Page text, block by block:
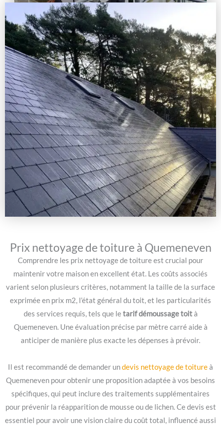
Prix nettoyage de toiture à Quemeneven
Comprendre les prix nettoyage de toiture est crucial pour
maintenir votre maison en excellent état. Les coûts associés
varient selon plusieurs critères, notamment la taille de la surface
exprimée en prix m2, l’état général du toit, et les particularités
des services requis, tels que letarif démoussage toità
Quemeneven. Une évaluation précise par mètre carré aide à
anticiper de manière plus exacte les dépenses à prévoir.
Il est recommandé de demander undevis nettoyage de toitureà
Quemeneven pour obtenir une proposition adaptée à vos besoins
spécifiques, qui peut inclure des traitements supplémentaires
pour prévenir la réapparition de mousse ou de lichen. Ce devis est
essentiel pour avoir une vision claire du coût total, influencé aussi